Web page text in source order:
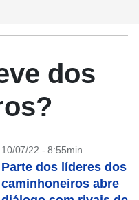
dos
10/07/22 - 8:55min
Parte dos líderes dos
caminhoneiros abre